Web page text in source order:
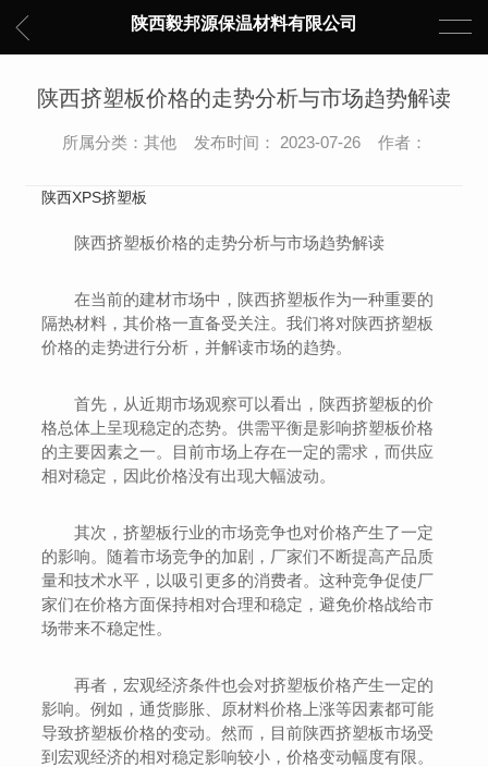
陕西毅邦源保温材料有限公司
陕西挤塑板价格的走势分析与市场趋势解读
所属分类：其他 发布时间： 2023-07-26 作者：
陕西XPS挤塑板
陕西挤塑板价格的走势分析与市场趋势解读
在当前的建材市场中，陕西挤塑板作为一种重要的
隔热材料，其价格一直备受关注。我们将对陕西挤塑板
价格的走势进行分析，并解读市场的趋势。
首先，从近期市场观察可以看出，陕西挤塑板的价
格总体上呈现稳定的态势。供需平衡是影响挤塑板价格
的主要因素之一。目前市场上存在一定的需求，而供应
相对稳定，因此价格没有出现大幅波动。
其次，挤塑板行业的市场竞争也对价格产生了一定
的影响。随着市场竞争的加剧，厂家们不断提高产品质
量和技术水平，以吸引更多的消费者。这种竞争促使厂
家们在价格方面保持相对合理和稳定，避免价格战给市
场带来不稳定性。
再者，宏观经济条件也会对挤塑板价格产生一定的
影响。例如，通货膨胀、原材料价格上涨等因素都可能
导致挤塑板价格的变动。然而，目前陕西挤塑板市场受
到宏观经济的相对稳定影响较小，价格变动幅度有限。